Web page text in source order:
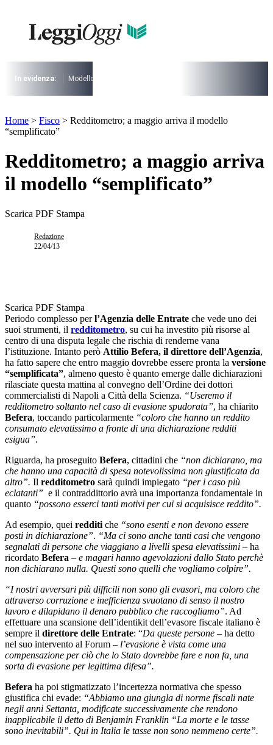
contenuto
I più cercati
Lorem ipsum dolor sit amet consectetur
Lorem ipsum dolor sit amet consectetur
In evidenza: Modello 730
I più cercati
Lorem ipsum dolor sit amet consectetur
Home > Fisco > Redditometro; a maggio arriva il modello
“semplificato”
Redditometro; a maggio arriva
il modello “semplificato”
Scarica PDF Stampa
Redazione
22/04/13
Scarica PDF Stampa
Periodo complesso perl’Agenzia delle Entrate che vede uno dei
suoi strumenti, il redditometro, su cui ha investito più risorse al
centro di una disputa legale che rischia di renderne vana
l’istituzione. Intanto però Attilio Befera, il direttore dell’Agenzia,
ha fatto sapere che entro maggio dovrebbe essere pronta la versione
“semplificata”, almeno questo è quanto emerge dalle dichiarazioni
rilasciate questa mattina al convegno dell’Ordine dei dottori
commercialisti di Napoli a Città della Scienza. “Useremo il
redditometro soltanto nel caso di evasione spudorata”, ha chiarito
Befera, toccando particolarmente “coloro che hanno un reddito
consumato elevatissimo a fronte di una dichiarazione redditi
esigua”.
Riguarda, ha proseguito Befera, cittadini che “non dichiarano, ma
che hanno una capacità di spesa notevolissima non giustificata da
altro”. Il redditometro sarà quindi impiegato “per i caso più
eclatanti” e il contraddittorio avrà una importanza fondamentale in
quanto “possono esserci tanti motivi per cui si acquisisce reddito”.
Ad esempio, quei redditi che “sono esenti e non devono essere
posti in dichiarazione”. “Ma ci sono anche tanti casi che vengono
segnalati di persone che viaggiano a livelli spesa elevatissimi – ha
ricordato Befera – e magari hanno agevolazioni dallo Stato perchè
non dichiarano nulla. Questi sono quelli che vogliamo colpire”.
“I nostri avversari più difficili non sono gli evasori, ma coloro che
attraverso corruzione e inefficienza svuotano di senso il nostro
lavoro e dilapidano il denaro pubblico che raccogliamo”. Ad
effettuare una scansione dell’identikit dell’evasore fiscale italiano è
sempre il direttore delle Entrate: “Da queste persone – ha detto
nel suo intervento al Forum – l’evasione è vista come una
compensazione per ciò che lo Stato dovrebbe fare e non fa, una
sorta di evasione per legittima difesa”.
Befera ha poi stigmatizzato l’incertezza normativa che spesso
giustifica chi evade: “Abbiamo una giungla di norme fiscali nate
negli anni Settanta, modificate successivamente che rendono
inapplicabile il detto di Benjamin Franklin “La morte e le tasse
sono inevitabili”. Qui in Italia le tasse non sono nemmeno certe”.